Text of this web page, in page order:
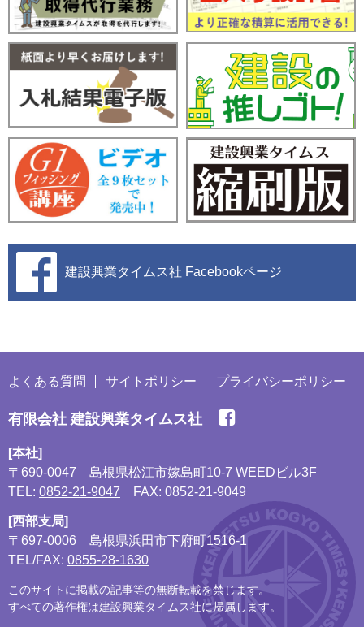
建設興業タイムス社 Facebookページ
よくある質問 サイトポリシー プライバシーポリシー
有限会社 建設興業タイムス社
[本社]
〒690-0047
島根県松江市嫁島町10-7 WEEDビル3F
TEL: 0852-21-9047 FAX: 0852-21-9049
[西部支局]
〒697-0006
島根県浜田市下府町1516-1
TEL/FAX: 0855-28-1630
このサイトに掲載の記事等の無断転載を禁じます。
すべての著作権は建設興業タイムス社に帰属します。